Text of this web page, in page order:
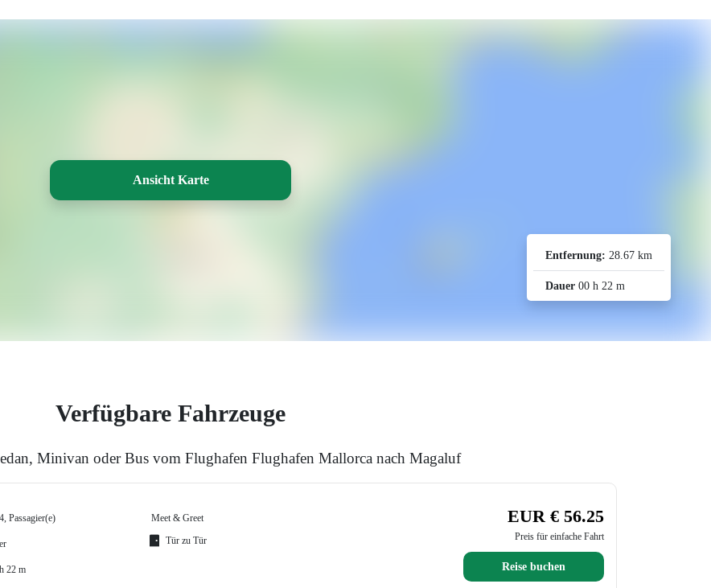
Ansicht Karte
Entfernung: 28.67 km
Dauer 00 h 22 m
Verfügbare Fahrzeuge
Minivan oder Bus vom Flughafen Flughafen Mallorca nach Magaluf
Passagier(e)
22 m
Meet & Greet
Tür zu Tür
EUR € 56.25
Preis für einfache Fahrt
Reise buchen